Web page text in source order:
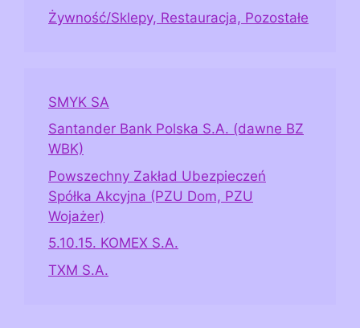
Żywność/Sklepy, Restauracja, Pozostałe
SMYK SA
Santander Bank Polska S.A. (dawne BZ
WBK)
Powszechny Zakład Ubezpieczeń
Spółka Akcyjna (PZU Dom, PZU
Wojażer)
5.10.15. KOMEX S.A.
TXM S.A.